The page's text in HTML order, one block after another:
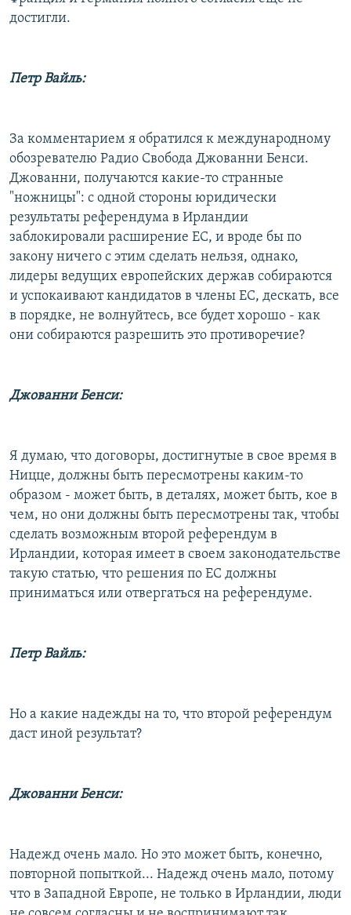
достигли.
Петр Вайль:
За комментарием я обратился к международному
обозревателю Радио Свобода Джованни Бенси.
Джованни, получаются какие-то странные
"ножницы": с одной стороны юридически
результаты референдума в Ирландии
заблокировали расширение ЕС, и вроде бы по
закону ничего с этим сделать нельзя, однако,
лидеры ведущих европейских держав собираются
и успокаивают кандидатов в члены ЕС, дескать, все
в порядке, не волнуйтесь, все будет хорошо - как
они собираются разрешить это противоречие?
Джованни Бенси:
Я думаю, что договоры, достигнутые в свое время в
Ницце, должны быть пересмотрены каким-то
образом - может быть, в деталях, может быть, кое в
чем, но они должны быть пересмотрены так, чтобы
сделать возможным второй референдум в
Ирландии, которая имеет в своем законодательстве
такую статью, что решения по ЕС должны
приниматься или отвергаться на референдуме.
Петр Вайль:
Но а какие надежды на то, что второй референдум
даст иной результат?
Джованни Бенси:
Надежд очень мало. Но это может быть, конечно,
повторной попыткой... Надежд очень мало, потому
что в Западной Европе, не только в Ирландии, люди